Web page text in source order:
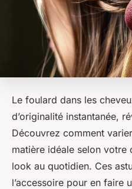
Le foulard dans les
d’originalité instantanée,
Découvrez comment
matière idéale selon votre
look au quotidien. Ces
l’accessoire pour en faire